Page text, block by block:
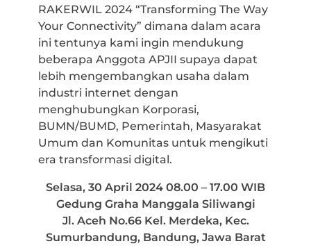
RAKERWIL 2024 “Transforming The Way
Your Connectivity” dimana dalam acara
ini tentunya kami ingin mendukung
beberapa Anggota APJII supaya dapat
lebih mengembangkan usaha dalam
industri internet dengan
menghubungkan Korporasi,
BUMN/BUMD, Pemerintah, Masyarakat
Umum dan Komunitas untuk mengikuti
era transformasi digital.
Selasa, 30 April 2024 08.00 – 17.00 WIB
Gedung Graha Manggala Siliwangi
Jl. Aceh No.66 Kel. Merdeka, Kec.
Sumurbandung, Bandung, Jawa Barat